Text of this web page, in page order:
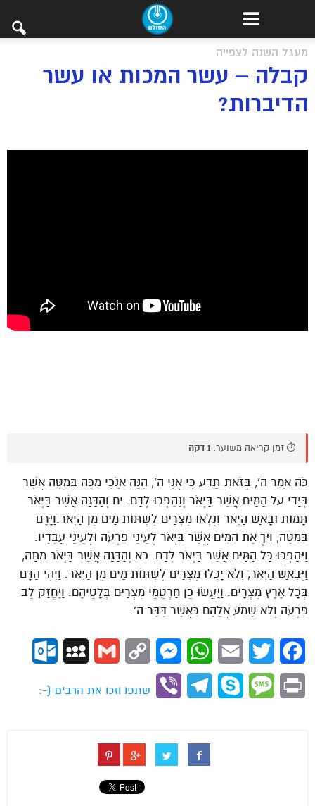
מעגל השנה לצפייה
קבלה – עשר המכות או עשר
הדיברות?
⏱️ זמן קריאה משוער: 1 דקה
כֹּה אָמַר ה’, בְּזֹאת תֵּדַע כִּי אֲנִי ה’, הִנֵּה אָנֹכִי מַכֶּה בַּמַּטֶּה אֲשֶׁר
בְּיָדִי עַל הַמַּיִם אֲשֶׁר בַּיְאֹר וְנֶהֶפְכוּ לְדָם. יח וְהַדָּגָה אֲשֶׁר בַּיְאֹר
תָּמוּת וּבָאַשׁ הַיְאֹר וְנִלְאוּ מִצְרַיִם לִשְׁתּוֹת מַיִם מִן הַיְאֹר.וַיָּרֶם
בַּמַּטֶּה, וַיַּךְ אֶת הַמַּיִם אֲשֶׁר בַּיְאֹר לְעֵינֵי פַרְעֹה וּלְעֵינֵי עֲבָדָיו.
וַיֵּהָפְכוּ כָּל הַמַּיִם אֲשֶׁר בַּיְאֹר לְדָם. כא וְהַדָּגָה אֲשֶׁר בַּיְאֹר מֵתָה,
וַיִּבְאַשׁ הַיְאֹר, וְלֹא יָכְלוּ מִצְרַיִם לִשְׁתּוֹת מַיִם מִן הַיְאֹר. וַיְהִי הַדָּם
בְּכָל אֶרֶץ מִצְרָיִם. וַיַּעֲשׂוּ כֵן חַרְטֻמֵּי מִצְרַיִם בְּלָטֵיהֶם. וַיֶּחֱזַק לֵב
פַּרְעֹה וְלֹא שָׁמַע אֲלֵהֶם כַּאֲשֶׁר דִּבֶּר ה’.
Facebook
Twitter
Email
WhatsApp
Messenger
Copy
Gmail
MySpace
Print
Message
Skype
Telegram
Viber
שתפו וזכו את הרבים (-: